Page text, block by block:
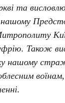
та
нашому
Також
нашому